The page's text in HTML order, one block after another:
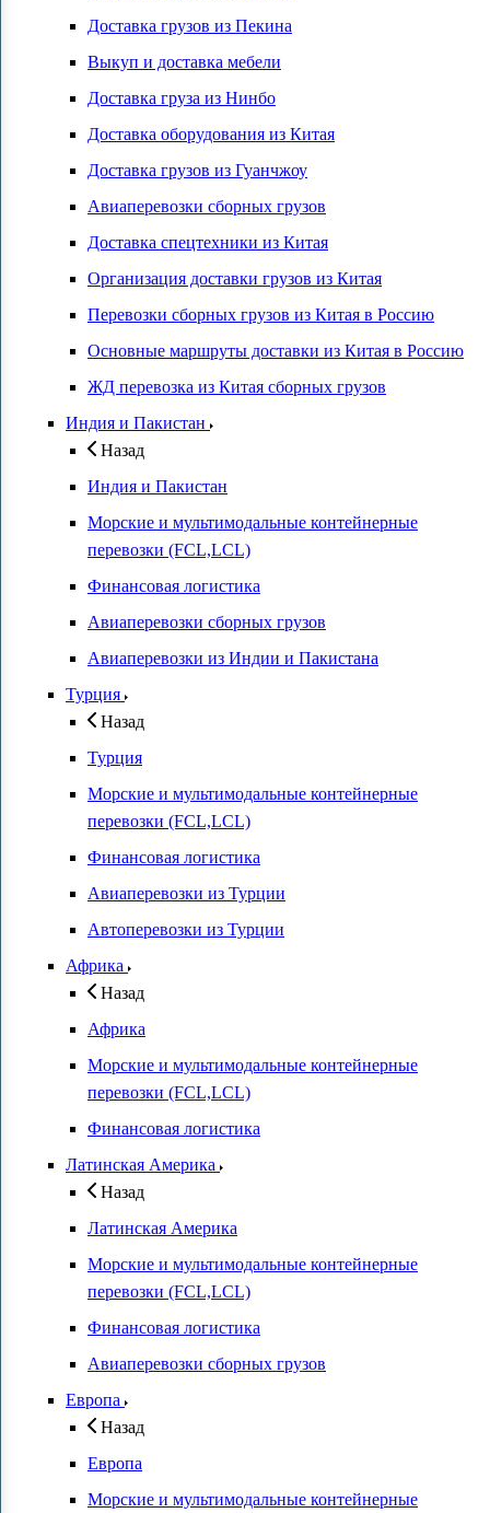
Доставка грузов из Пекина
Выкуп и доставка мебели
Доставка груза из Нинбо
Доставка оборудования из Китая
Доставка грузов из Гуанчжоу
Авиаперевозки сборных грузов
Доставка спецтехники из Китая
Организация доставки грузов из Китая
Перевозки сборных грузов из Китая в Россию
Основные маршруты доставки из Китая в Россию
ЖД перевозка из Китая сборных грузов
Индия и Пакистан
Назад
Индия и Пакистан
Морские и мультимодальные контейнерные
перевозки (FCL,LCL)
Финансовая логистика
Авиаперевозки сборных грузов
Авиаперевозки из Индии и Пакистана
Турция
Назад
Турция
Морские и мультимодальные контейнерные
перевозки (FCL,LCL)
Финансовая логистика
Авиаперевозки из Турции
Автоперевозки из Турции
Африка
Назад
Африка
Морские и мультимодальные контейнерные
перевозки (FCL,LCL)
Финансовая логистика
Латинская Америка
Назад
Латинская Америка
Морские и мультимодальные контейнерные
перевозки (FCL,LCL)
Финансовая логистика
Авиаперевозки сборных грузов
Европа
Назад
Европа
Морские и мультимодальные контейнерные